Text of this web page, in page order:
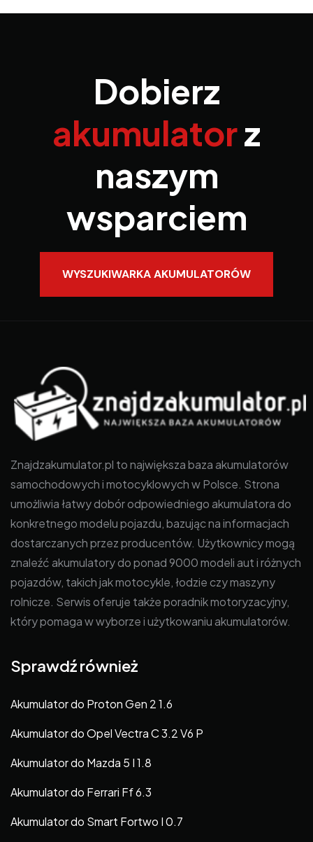
Dobierz
akumulatorz
naszym
wsparciem
WYSZUKIWARKA AKUMULATORÓW
Znajdzakumulator.pl to największa baza akumulatorów
samochodowych i motocyklowych w Polsce. Strona
umożliwia łatwy dobór odpowiedniego akumulatora do
konkretnego modelu pojazdu, bazując na informacjach
dostarczanych przez producentów. Użytkownicy mogą
znaleźć akumulatory do ponad 9000 modeli aut i różnych
pojazdów, takich jak motocykle, łodzie czy maszyny
rolnicze. Serwis oferuje także poradnik motoryzacyjny,
który pomaga w wyborze i użytkowaniu akumulatorów.
Sprawdź również
Akumulator do Proton Gen 2 1.6
Akumulator do Opel Vectra C 3.2 V6 P
Akumulator do Mazda 5 I 1.8
Akumulator do Ferrari Ff 6.3
Akumulator do Smart Fortwo I 0.7